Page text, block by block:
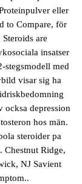
eller
to Compare, för
are
insatser
stegsmodell med
visar sig ha
ocksa depression
hos män.
steroider pa
Chestnut Ridge,
NJ Savient